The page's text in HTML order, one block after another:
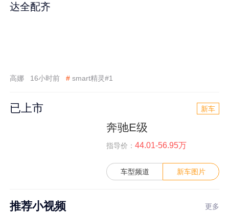
达全配齐
高娜 16小时前 # smart精灵#1
已上市 新车
奔驰E级
指导价： 44.01-56.95万
车型频道 新车图片
推荐小视频 更多